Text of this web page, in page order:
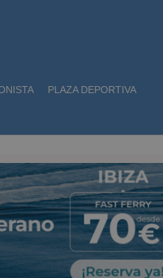
PLAZA DEPORTIVA